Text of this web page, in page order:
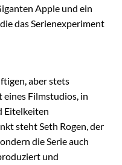
Apple und ein
das Serienexperiment
aber stets
Filmstudios, in
Eitelkeiten
steht Seth Rogen, der
die Serie auch
und